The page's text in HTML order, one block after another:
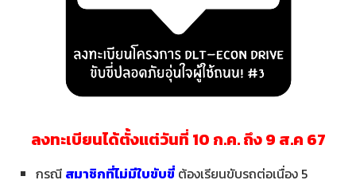
ลงทะเบียนได้ตั้งแต่วันที่ 10 ก.ค. ถึง 9 ส.ค 67
กรณี สมาชิกที่ไม่มีใบขับขี่ ต้องเรียนขับรถต่อเนื่อง 5